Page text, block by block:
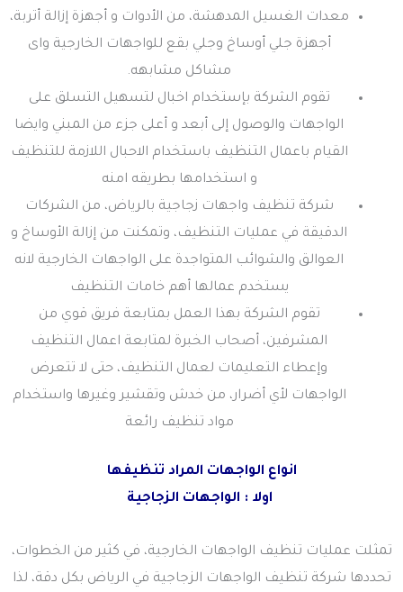
معدات الغسيل المدهشة، من الأدوات و أجهزة إزالة أتربة،
أجهزة جلي أوساخ وجلي بقع للواجهات الخارجية واى
مشاكل مشابهه.
تقوم الشركة بإستخدام اخبال لتسهيل التسلق على
الواجهات والوصول إلى أبعد و أعلى جزء من المبني وايضا
القيام باعمال التنظيف باستخدام الاحبال اللازمة للتنظيف
و استخدامها بطريقه امنه
شركة تنظيف واجهات زجاجية بالرياض، من الشركات
الدقيقة في عمليات التنظيف، وتمكنت من إزالة الأوساخ و
العوالق والشوائب المتواجدة على الواجهات الخارجية لانه
يستخدم عمالها أهم خامات التنظيف
تقوم الشركة بهذا العمل بمتابعة فريق قوي من
المشرفين، أصحاب الخبرة لمتابعة اعمال التنظيف
وإعطاء التعليمات لعمال التنظيف، حتى لا تتعرض
الواجهات لأي أضرار، من خدش وتقشير وغيرها واستخدام
مواد تنظيف رائعة
انواع الواجهات المراد تنظيفها
اولا : الواجهات الزجاجية
تمثلت عمليات تنظيف الواجهات الخارجية، في كثير من الخطوات،
تحددها شركة تنظيف الواجهات الزجاجية في الرياض بكل دقة، لذا